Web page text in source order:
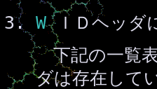
WＩＤヘッダ
下記の一覧表
ダは存在して